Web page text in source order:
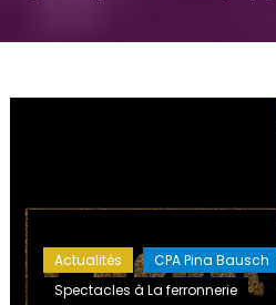
Actualités
CPA Pina Bausch
Spectacles à La ferronnerie